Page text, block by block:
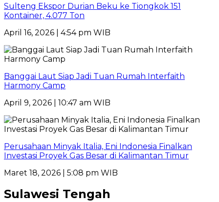
Sulteng Ekspor Durian Beku ke Tiongkok 151
Kontainer, 4.077 Ton
April 16, 2026 | 4:54 pm WIB
Banggai Laut Siap Jadi Tuan Rumah Interfaith
Harmony Camp
April 9, 2026 | 10:47 am WIB
Perusahaan Minyak Italia, Eni Indonesia Finalkan
Investasi Proyek Gas Besar di Kalimantan Timur
Maret 18, 2026 | 5:08 pm WIB
Sulawesi Tengah